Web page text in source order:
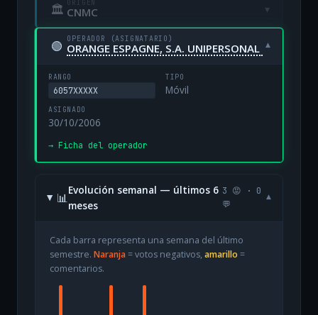
🏛 ORIGEN
CNMC ▾
🟢 OPERADOR (ASIGNATARIO)
ORANGE ESPAGNE, S.A. UNIPERSONAL ▾
RANGO
6057XXXXX
TIPO
Móvil
ASIGNADO
30/10/2006
→ Ficha del operador
📊
Evolución semanal — últimos 6
meses
3 😡 · 0
💬
▾
Cada barra representa una semana del último
semestre. Naranja= votos negativos, amarillo =
comentarios.